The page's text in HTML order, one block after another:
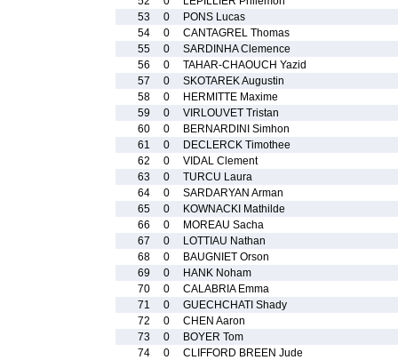
53
0
PONS Lucas
54
0
CANTAGREL Thomas
55
0
SARDINHA Clemence
56
0
TAHAR-CHAOUCH Yazid
57
0
SKOTAREK Augustin
58
0
HERMITTE Maxime
59
0
VIRLOUVET Tristan
60
0
BERNARDINI Simhon
61
0
DECLERCK Timothee
62
0
VIDAL Clement
63
0
TURCU Laura
64
0
SARDARYAN Arman
65
0
KOWNACKI Mathilde
66
0
MOREAU Sacha
67
0
LOTTIAU Nathan
68
0
BAUGNIET Orson
69
0
HANK Noham
70
0
CALABRIA Emma
71
0
GUECHCHATI Shady
72
0
CHEN Aaron
73
0
BOYER Tom
74
0
CLIFFORD BREEN Jude